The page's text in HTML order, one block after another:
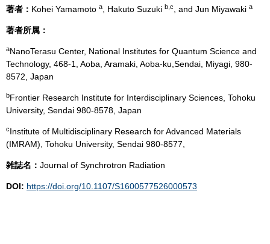
著者： Kohei Yamamoto a , Hakuto Suzuki b,c , and Jun Miyawaki a
著者所属：
aNanoTerasu Center, National Institutes for Quantum Science and
Technology, 468-1, Aoba, Aramaki, Aoba-ku,Sendai, Miyagi, 980-
8572, Japan
bFrontier Research Institute for Interdisciplinary Sciences, Tohoku
University, Sendai 980-8578, Japan
cInstitute of Multidisciplinary Research for Advanced Materials
(IMRAM), Tohoku University, Sendai 980-8577,
雑誌名： Journal​ of Synchrotron Radiation
DOI: https://doi.org/10.1107/S1600577526000573